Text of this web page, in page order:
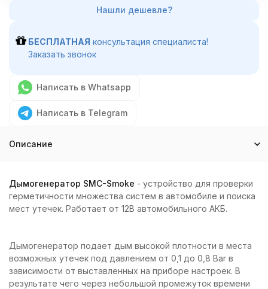
БЕСПЛАТНАЯ консультация специалиста!
Заказать звонок
Написать в Whatsapp
Написать в Telegram
Описание
Дымогенератор SMC-Smoke - устройство для проверки
герметичности множества систем в автомобиле и поиска
мест утечек. Работает от 12В автомобильного АКБ.
Дымогенератор подает дым высокой плотности в места
возможных утечек под давлением от 0,1 до 0,8 Bar в
зависимости от выставленных на приборе настроек. В
результате чего через небольшой промежуток времени